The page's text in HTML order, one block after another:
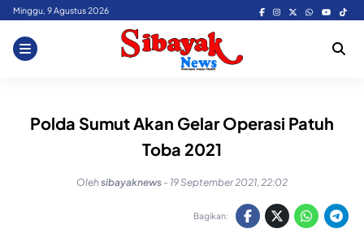
Skip
content
Minggu, 9 Agustus 2026
Polda Sumut Akan Gelar Operasi Patuh
Toba 2021
Olehsibayaknews - 19 September 2021, 22:02
Bagikan: